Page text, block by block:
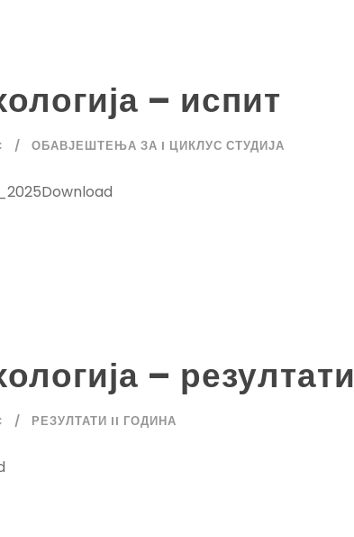
– испит
ОБАВЈЕШТЕЊА ЗА I ЦИКЛУС СТУДИЈА
– резултати
РЕЗУЛТАТИ II ГОДИНА